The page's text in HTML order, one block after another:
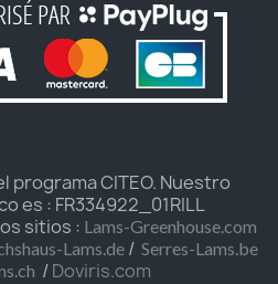
programa CITEO. Nuestro
es : FR334922_01RILL
sitios : Lams-Greenhouse.com
Lams.de / Serres-Lams.be
/Doviris.com